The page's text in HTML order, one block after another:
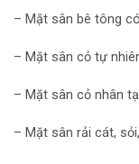
– Mặt sân bê tông
– Mặt sân cỏ tự
– Mặt sân cỏ nhân
– Mặt sân rải cát,